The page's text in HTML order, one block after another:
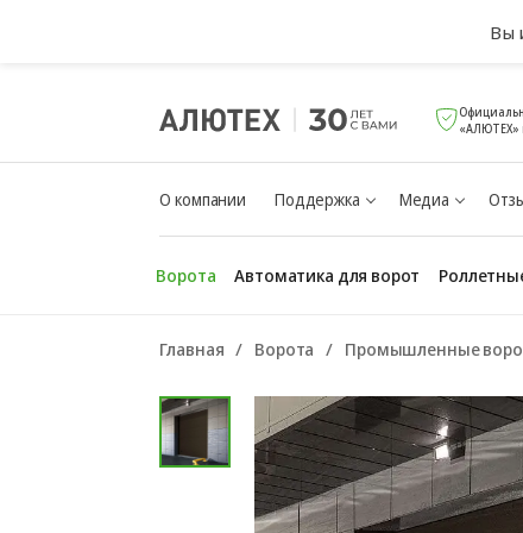
«АЛЮТЕХ»
О компании Поддержка Медиа
Ворота Автоматика для ворот
Главная Ворота Промышленные
Вы